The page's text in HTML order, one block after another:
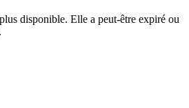
disponible. Elle a peut-être expiré ou